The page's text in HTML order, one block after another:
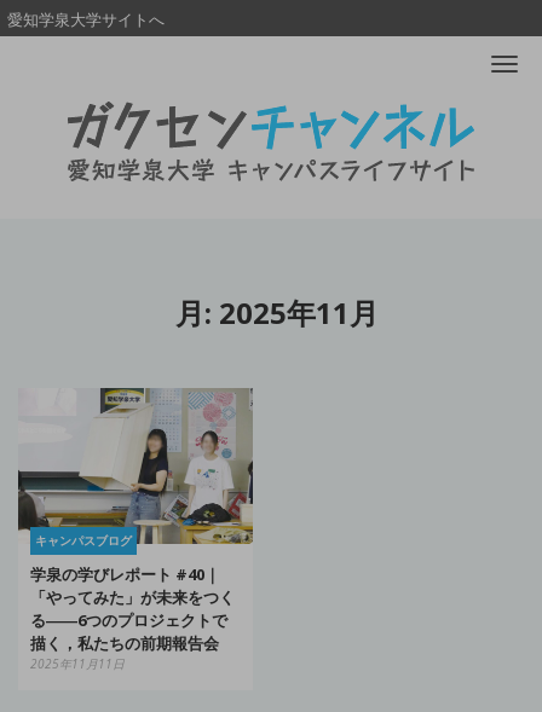
愛知学泉大学サイトへ
月: 2025年11月
キャンパスブログ
学泉の学びレポート #40｜
「やってみた」が未来をつく
る――6つのプロジェクトで
描く，私たちの前期報告会
2025年11月11日